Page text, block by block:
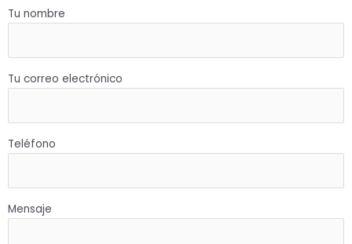
Tu nombre
Tu correo electrónico
Teléfono
Mensaje